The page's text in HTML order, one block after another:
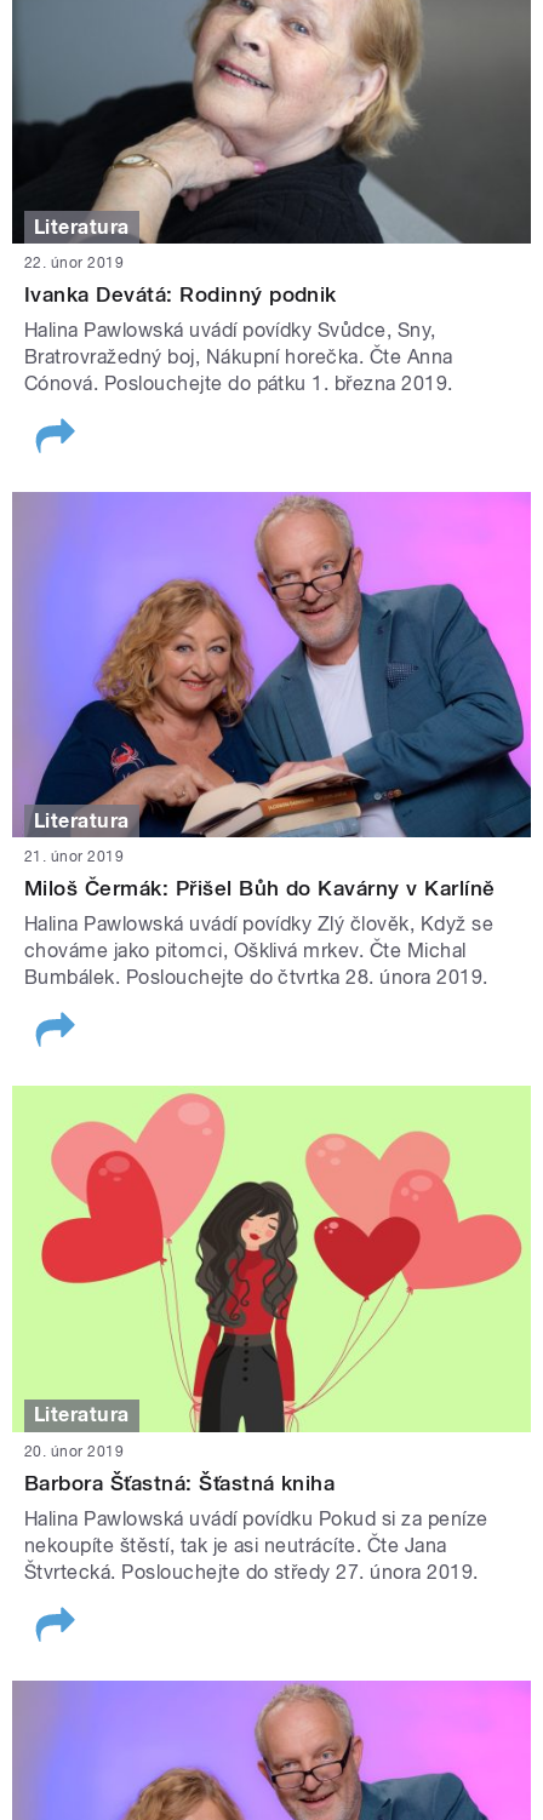
Literatura
22. únor 2019
Ivanka Devátá: Rodinný podnik
Halina Pawlowská uvádí povídky Svůdce, Sny,
Bratrovražedný boj, Nákupní horečka. Čte Anna
Cónová. Poslouchejte do pátku 1. března 2019.
Literatura
21. únor 2019
Miloš Čermák: Přišel Bůh do Kavárny v Karlíně
Halina Pawlowská uvádí povídky Zlý člověk, Když se
chováme jako pitomci, Ošklivá mrkev. Čte Michal
Bumbálek. Poslouchejte do čtvrtka 28. února 2019.
Literatura
20. únor 2019
Barbora Šťastná: Šťastná kniha
Halina Pawlowská uvádí povídku Pokud si za peníze
nekoupíte štěstí, tak je asi neutrácíte. Čte Jana
Štvrtecká. Poslouchejte do středy 27. února 2019.